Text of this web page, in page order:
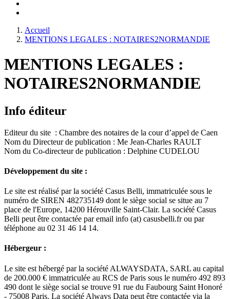
Accueil
MENTIONS LEGALES : NOTAIRES2NORMANDIE
MENTIONS LEGALES :
NOTAIRES2NORMANDIE
Info éditeur
Editeur du site : Chambre des notaires de la cour d’appel de Caen
Nom du Directeur de publication : Me Jean-Charles RAULT
Nom du Co-directeur de publication : Delphine CUDELOU
Développement du site :
Le site est réalisé par la société Casus Belli, immatriculée sous le
numéro de SIREN 482735149 dont le siège social se situe au 7
place de l'Europe, 14200 Hérouville Saint-Clair. La société Casus
Belli peut être contactée par email info (at) casusbelli.fr ou par
téléphone au 02 31 46 14 14.
Hébergeur :
Le site est hébergé par la société ALWAYSDATA, SARL au capital
de 200.000 € immatriculée au RCS de Paris sous le numéro 492 893
490 dont le siège social se trouve 91 rue du Faubourg Saint Honoré
- 75008 Paris. La société Always Data peut être contactée via la